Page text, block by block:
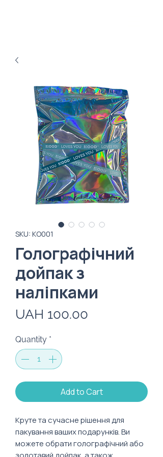
SKU: KO001
Голографічний
дойпак з
наліпками
UAH 100.00
Quantity *
Add to Cart
Круте та сучасне рішення для
пакування ваших подарунків. Ви
можете обрати голографічний або